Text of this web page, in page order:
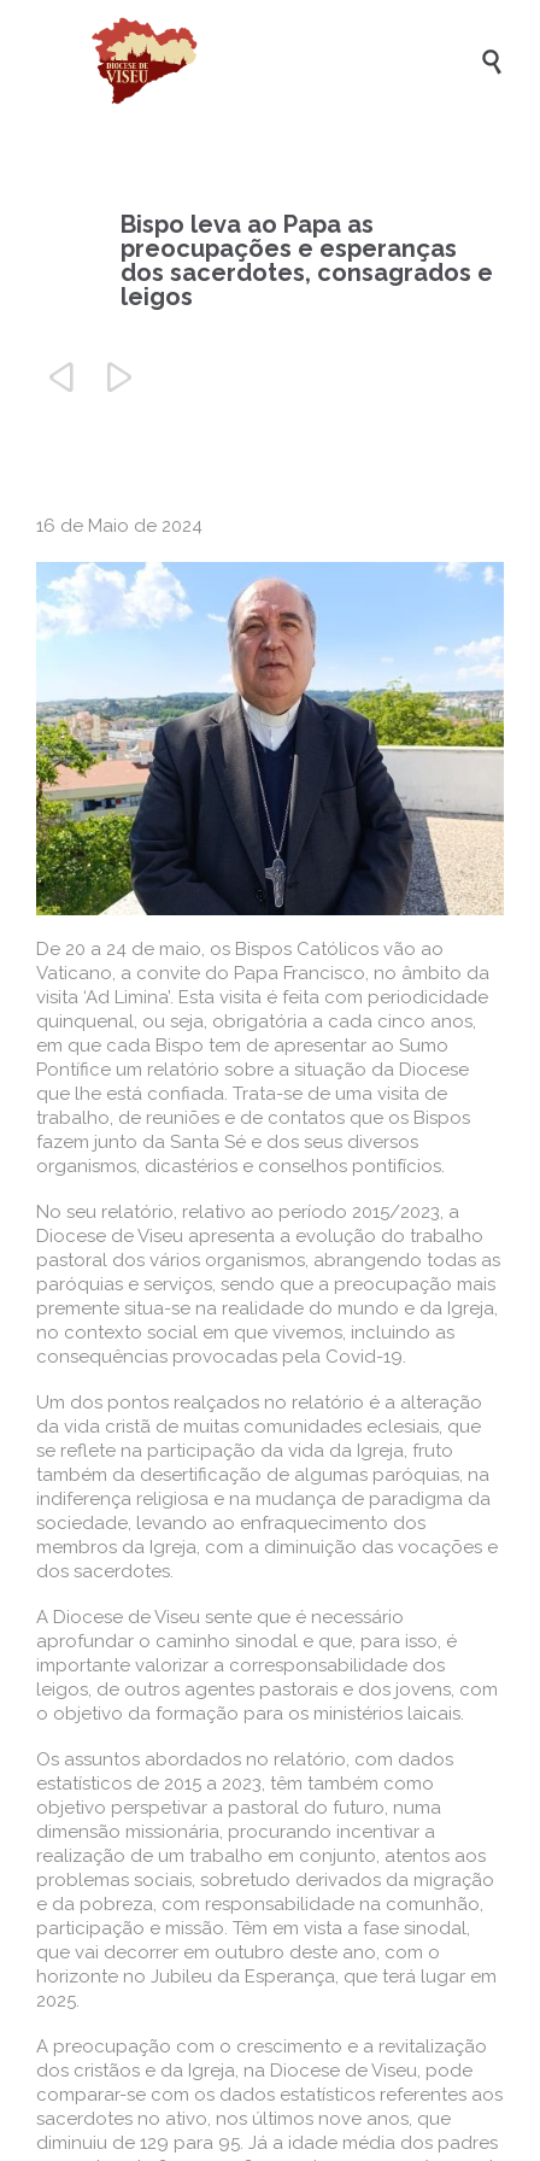

Bispo leva ao Papa as
preocupações e esperanças
dos sacerdotes, consagrados e
leigos
 
16 de Maio de 2024
De 20 a 24 de maio, os Bispos Católicos vão ao
Vaticano, a convite do Papa Francisco, no âmbito da
visita ‘Ad Limina’. Esta visita é feita com periodicidade
quinquenal, ou seja, obrigatória a cada cinco anos,
em que cada Bispo tem de apresentar ao Sumo
Pontífice um relatório sobre a situação da Diocese
que lhe está confiada. Trata-se de uma visita de
trabalho, de reuniões e de contatos que os Bispos
fazem junto da Santa Sé e dos seus diversos
organismos, dicastérios e conselhos pontifícios.
No seu relatório, relativo ao período 2015/2023, a
Diocese de Viseu apresenta a evolução do trabalho
pastoral dos vários organismos, abrangendo todas as
paróquias e serviços, sendo que a preocupação mais
premente situa-se na realidade do mundo e da Igreja,
no contexto social em que vivemos, incluindo as
consequências provocadas pela Covid-19.
Um dos pontos realçados no relatório é a alteração
da vida cristã de muitas comunidades eclesiais, que
se reflete na participação da vida da Igreja, fruto
também da desertificação de algumas paróquias, na
indiferença religiosa e na mudança de paradigma da
sociedade, levando ao enfraquecimento dos
membros da Igreja, com a diminuição das vocações e
dos sacerdotes.
A Diocese de Viseu sente que é necessário
aprofundar o caminho sinodal e que, para isso, é
importante valorizar a corresponsabilidade dos
leigos, de outros agentes pastorais e dos jovens, com
o objetivo da formação para os ministérios laicais.
Os assuntos abordados no relatório, com dados
estatísticos de 2015 a 2023, têm também como
objetivo perspetivar a pastoral do futuro, numa
dimensão missionária, procurando incentivar a
realização de um trabalho em conjunto, atentos aos
problemas sociais, sobretudo derivados da migração
e da pobreza, com responsabilidade na comunhão,
participação e missão. Têm em vista a fase sinodal,
que vai decorrer em outubro deste ano, com o
horizonte no Jubileu da Esperança, que terá lugar em
2025.
A preocupação com o crescimento e a revitalização
dos cristãos e da Igreja, na Diocese de Viseu, pode
comparar-se com os dados estatísticos referentes aos
sacerdotes no ativo, nos últimos nove anos, que
diminuiu de 129 para 95. Já a idade média dos padres